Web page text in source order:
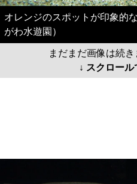
オレンジのスポットが印象的
がわ水遊園）
まだまだ画像は続き
↓ スクロール